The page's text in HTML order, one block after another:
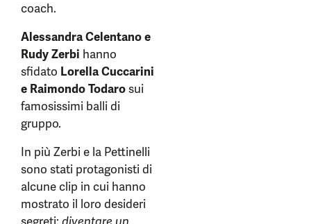
coach.
Alessandra Celentano e
Rudy Zerbi hanno
sfidato Lorella Cuccarini
e Raimondo Todarosui
famosissimi balli di
gruppo.
In più Zerbi e la Pettinelli
sono stati protagonisti di
alcune clip in cui hanno
mostrato il loro desideri